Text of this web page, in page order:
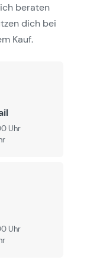
beraten
dich bei
Kauf.
Uhr
Uhr